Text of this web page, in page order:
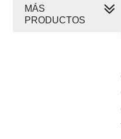
MÁS
PRODUCTOS